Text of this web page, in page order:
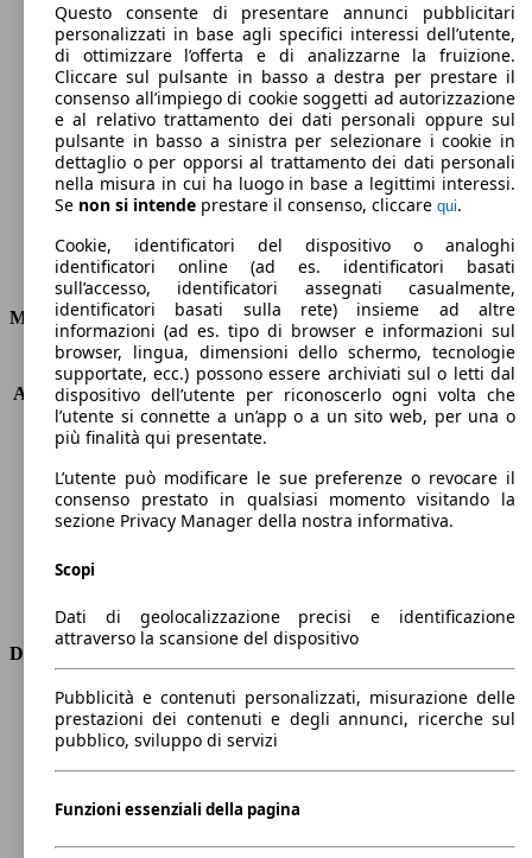
92 g/km
Emissioni di CO2 (combinato)*
Consumi
Motore e Prestazioni
KW (PS)
74 kW (100 PS)
Accelerazione (0-100 km/h)
10.4s
Velocità massima (km/h)
188 km/h
Numero di marce
6
Coppia
172 nm
Cilindrata
998 ccm
Carburante
Elettrica/Benzina
Trasmissione
Dimensioni
Lunghezza
4070 mm
Altezza
1450 mm
Larghezza
Peso massimo
1650 kg
Questo consente di presentare annunci pubblicitari
personalizzati in base agli specifici interessi dell’utente,
di ottimizzare l’offerta e di analizzarne la fruizione.
Cliccare sul pulsante in basso a destra per prestare il
consenso all’impiego di cookie soggetti ad autorizzazione
e al relativo trattamento dei dati personali oppure sul
pulsante in basso a sinistra per selezionare i cookie in
dettaglio o per opporsi al trattamento dei dati personali
nella misura in cui ha luogo in base a legittimi interessi.
Se non si intende prestare il consenso, cliccare qui.
Cookie, identificatori del dispositivo o analoghi
identificatori online (ad es. identificatori basati
sull’accesso, identificatori assegnati casualmente,
identificatori basati sulla rete) insieme ad altre
informazioni (ad es. tipo di browser e informazioni sul
browser, lingua, dimensioni dello schermo, tecnologie
supportate, ecc.) possono essere archiviati sul o letti dal
dispositivo dell’utente per riconoscerlo ogni volta che
l’utente si connette a un’app o a un sito web, per una o
più finalità qui presentate.
L’utente può modificare le sue preferenze o revocare il
consenso prestato in qualsiasi momento visitando la
sezione Privacy Manager della nostra informativa.
Scopi
Dati di geolocalizzazione precisi e identificazione
attraverso la scansione del dispositivo
Pubblicità e contenuti personalizzati, misurazione delle
prestazioni dei contenuti e degli annunci, ricerche sul
pubblico, sviluppo di servizi
Funzioni essenziali della pagina